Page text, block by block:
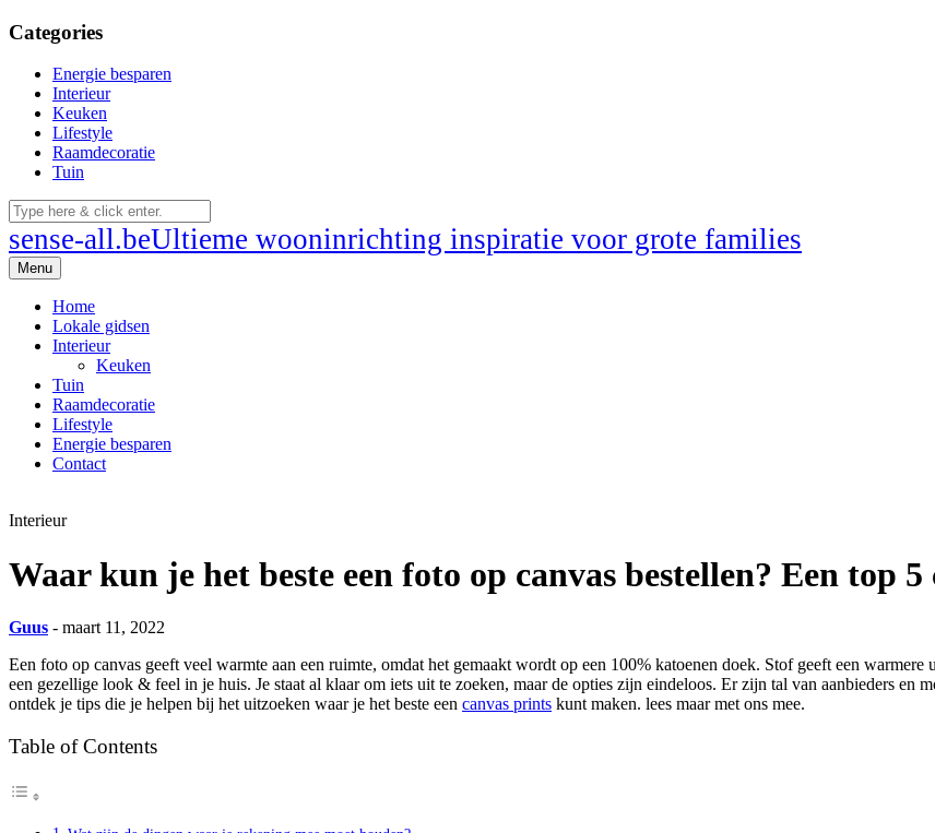
Categories
Energie besparen
Interieur
Keuken
Lifestyle
Raamdecoratie
Tuin
sense-all.beUltieme wooninrichting inspiratie voor grote families
Menu
Home
Lokale gidsen
Interieur
Keuken
Tuin
Raamdecoratie
Lifestyle
Energie besparen
Contact
Interieur
Waar kun je het beste een foto op canvas bestellen? Een top 5
Guus - maart 11, 2022
Een foto op canvas geeft veel warmte aan een ruimte, omdat het gemaakt wordt op een 100% katoenen doek. Stof geeft een
een gezellige look & feel in je huis. Je staat al klaar om iets uit te zoeken, maar de opties zijn eindeloos. Er zijn tal van aanbieders en
ontdek je tips die je helpen bij het uitzoeken waar je het beste een canvas prints kunt maken. lees maar met ons mee.
Table of Contents